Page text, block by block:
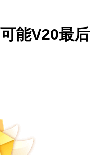
能V20最后